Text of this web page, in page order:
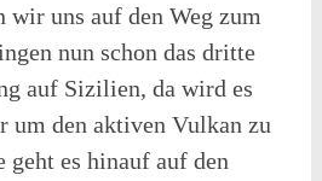
wir uns auf den Weg zum
nun schon das dritte
auf Sizilien, da wird es
um den aktiven Vulkan zu
geht es hinauf auf den